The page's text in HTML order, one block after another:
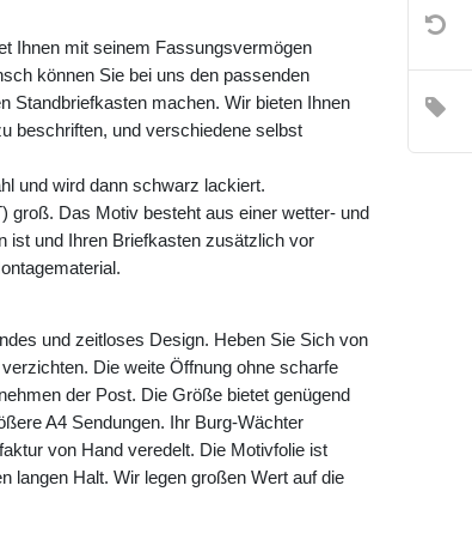
Ihnen mit seinem Fassungsvermögen
können Sie bei uns den passenden
Standbriefkasten machen. Wir bieten Ihnen
beschriften, und verschiedene selbst
und wird dann schwarz lackiert.
Das Motiv besteht aus einer wetter- und
ist und Ihren Briefkasten zusätzlich vor
und zeitloses Design. Heben Sie Sich von
Die weite Öffnung ohne scharfe
der Post. Die Größe bietet genügend
A4 Sendungen. Ihr Burg-Wächter
von Hand veredelt. Die Motivfolie ist
langen Halt. Wir legen großen Wert auf die